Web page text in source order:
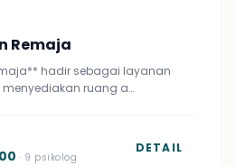
Remaja
hadir sebagai layanan
ruang a…
· 9 psikolog
DETAIL